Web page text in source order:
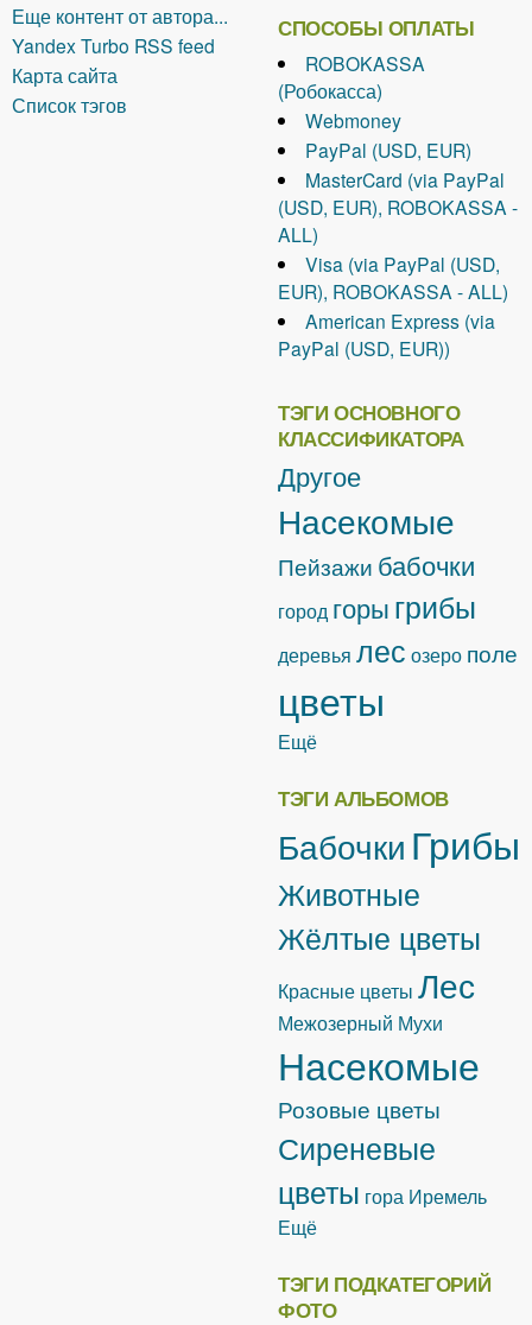
Еще контент от автора...
Yandex Turbo RSS feed
Карта сайта
Список тэгов
СПОСОБЫ ОПЛАТЫ
ROBOKASSA
(Робокасса)
Webmoney
PayPal (USD, EUR)
MasterCard (via PayPal
(USD, EUR), ROBOKASSA -
ALL)
Visa (via PayPal (USD,
EUR), ROBOKASSA - ALL)
American Express (via
PayPal (USD, EUR))
ТЭГИ ОСНОВНОГО
КЛАССИФИКАТОРА
Другое
Насекомые
Пейзажи бабочки
город горыгрибы
деревья лес озеро поле
цветы
Ещё
ТЭГИ АЛЬБОМОВ
БабочкиГрибы
Животные
Жёлтые цветы
Красные цветы Лес
Межозерный Мухи
Насекомые
Розовые цветы
Сиреневые
цветы гора Иремель
Ещё
ТЭГИ ПОДКАТЕГОРИЙ
ФОТО